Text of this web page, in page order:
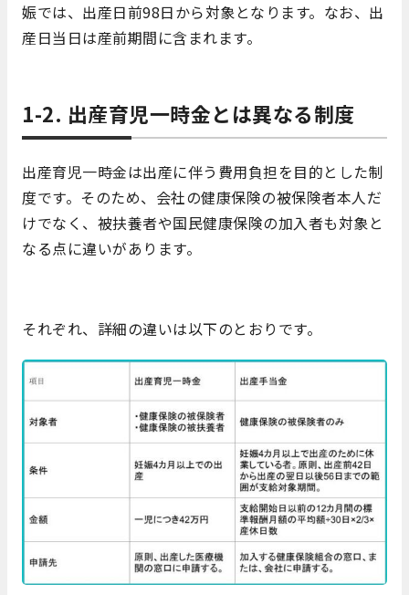
娠では、出産日前98日から対象となります。なお、出
産日当日は産前期間に含まれます。
1-2. 出産育児一時金とは異なる制度
出産育児一時金は出産に伴う費用負担を目的とした制
度です。そのため、会社の健康保険の被保険者本人だ
けでなく、被扶養者や国民健康保険の加入者も対象と
なる点に違いがあります。
それぞれ、詳細の違いは以下のとおりです。